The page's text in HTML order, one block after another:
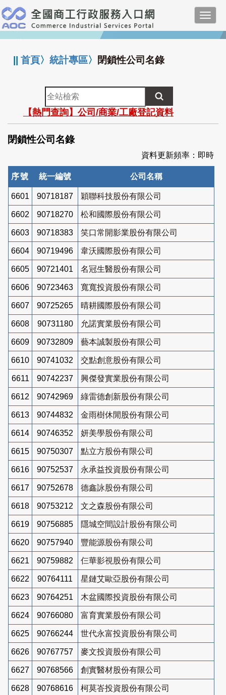
跳
到
主
要
:::
||首頁〉統計專區〉 閉鎖性公司名錄
全
站
檢
索
【熱門查詢】公司/商業/工廠登記資料
閉鎖性公司名錄
資料更新頻率：即時
序號 統一編號 公司名稱
6601 90718187 穎聯科技股份有限公司
6602 90718270 松和國際股份有限公司
6603 90718383 笑口常開影業股份有限公司
6604 90719496 韋沃國際股份有限公司
6605 90721401 名冠生醫股份有限公司
6606 90723463 寬寬投資股份有限公司
6607 90725265 晴耕國際股份有限公司
6608 90731180 允諾實業股份有限公司
6609 90732809 藝本誠製股份有限公司
6610 90741032 交點創意股份有限公司
6611 90742237 興傑發實業股份有限公司
6612 90742969 綠雷德創新股份有限公司
6613 90744832 金雨樹休閒股份有限公司
6614 90746352 妍美學股份有限公司
6615 90750307 點立方股份有限公司
6616 90752537 永承益投資股份有限公司
6617 90752678 德鑫詠股份有限公司
6618 90753212 文之森股份有限公司
6619 90756885 隱城空間設計股份有限公司
6620 90757940 豐能源股份有限公司
6621 90759882 仨華影視股份有限公司
6622 90764111 星鏈艾歐亞股份有限公司
6623 90764251 木盆國際投資股份有限公司
6624 90766080 富育實業股份有限公司
6625 90766244 世代永富投資股份有限公司
6626 90767757 麥文投資股份有限公司
6627 90768566 創實醫材股份有限公司
6628 90768616 柯莫峇投資股份有限公司